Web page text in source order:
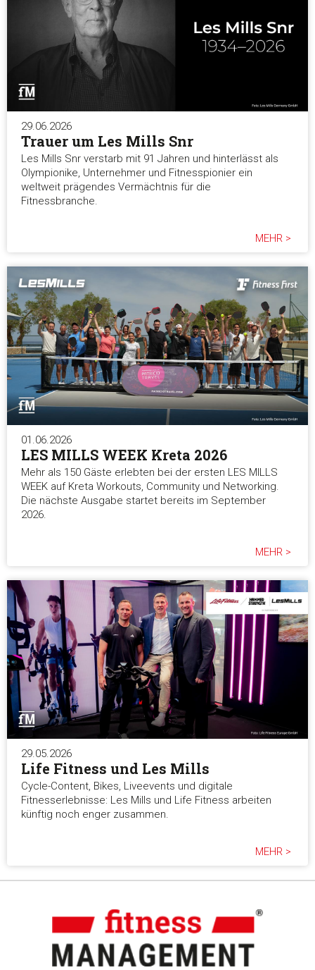
29.06.2026
Trauer um Les Mills Snr
Les Mills Snr verstarb mit 91 Jahren und hinterlässt als
Olympionike, Unternehmer und Fitnesspionier ein
weltweit prägendes Vermächtnis für die
Fitnessbranche.
MEHR >
01.06.2026
LES MILLS WEEK Kreta 2026
Mehr als 150 Gäste erlebten bei der ersten LES MILLS
WEEK auf Kreta Workouts, Community und Networking.
Die nächste Ausgabe startet bereits im September
2026.
MEHR >
29.05.2026
Life Fitness und Les Mills
Cycle-Content, Bikes, Liveevents und digitale
Fitnesserlebnisse: Les Mills und Life Fitness arbeiten
künftig noch enger zusammen.
MEHR >